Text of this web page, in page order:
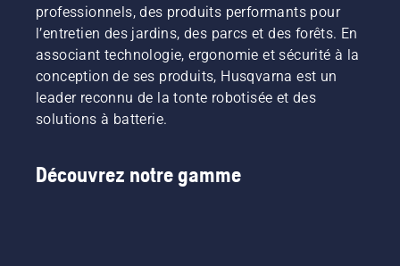
professionnels, des produits performants pour
l’entretien des jardins, des parcs et des forêts. En
associant technologie, ergonomie et sécurité à la
conception de ses produits, Husqvarna est un
leader reconnu de la tonte robotisée et des
solutions à batterie.
Découvrez notre gamme